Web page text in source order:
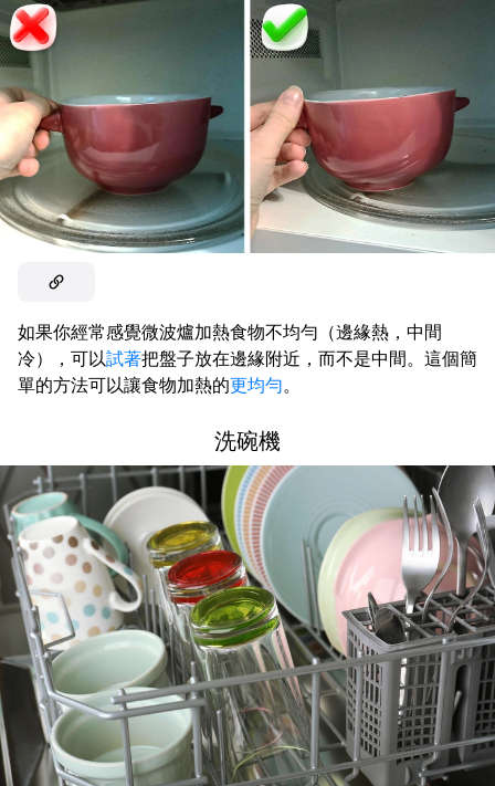
如果你經常感覺微波爐加熱食物不均勻（邊緣熱，中間
冷），可以試著把盤子放在邊緣附近，而不是中間。這個簡
單的方法可以讓食物加熱的更均勻。
洗碗機